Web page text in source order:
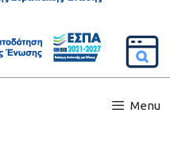
Menu